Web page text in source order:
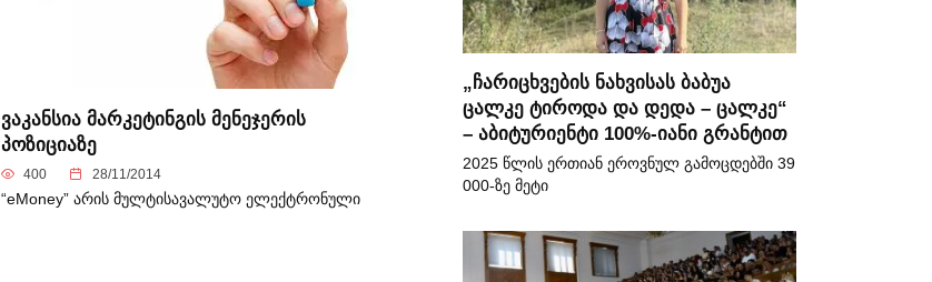
ვაკანსია მარკეტინგის მენეჯერის
პოზიციაზე
400 28/11/2014
“eMoney” არის მულტისავალუტო ელექტრონული
„ჩარიცხვების ნახვისას ბაბუა
ცალკე ტიროდა და დედა – ცალკე“
– აბიტურიენტი 100%-იანი გრანტით
2025 წლის ერთიან ეროვნულ გამოცდებში 39
000-ზე მეტი